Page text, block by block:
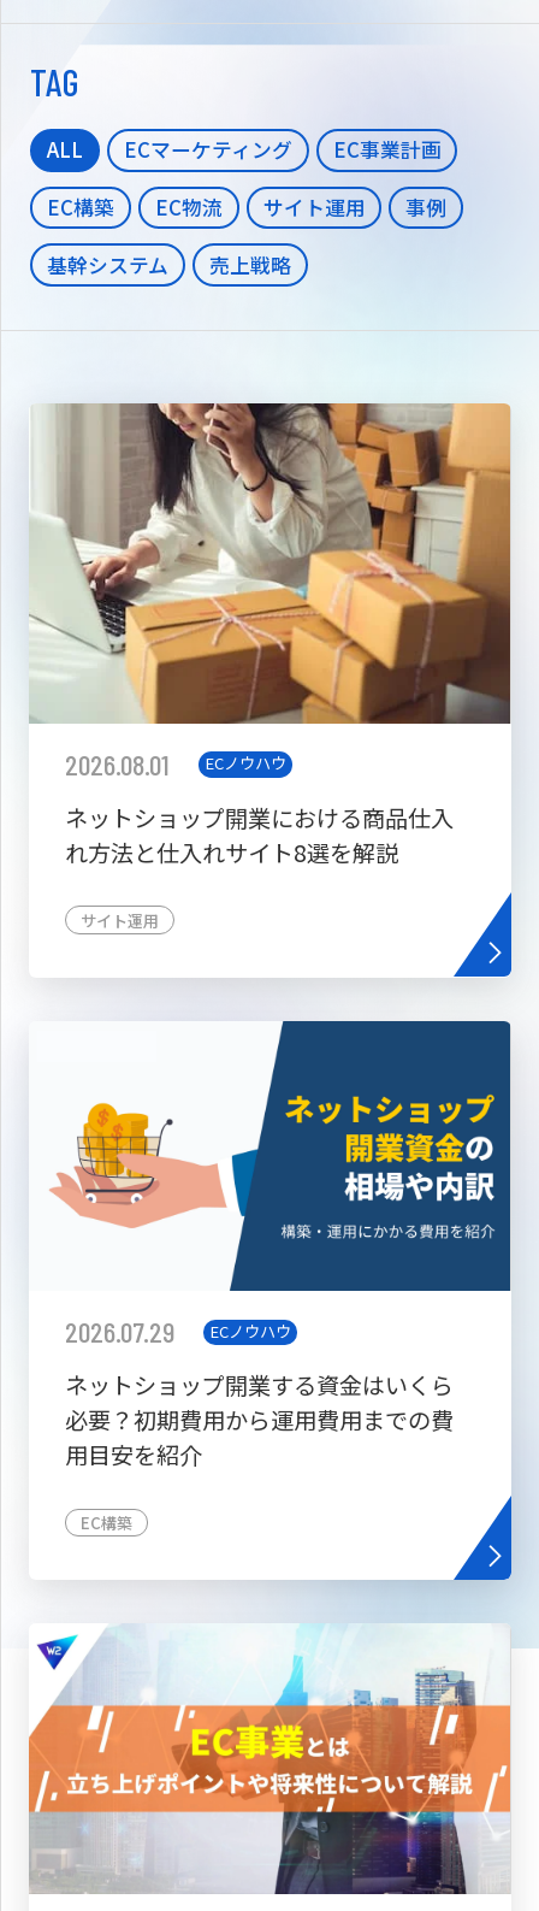
TAG
ALL ECマーケティング
EC事業計画
EC構築
EC物流 サイト運用
事例
基幹システム
売上戦略
2026.08.01 ECノウハウ
ネットショップ開業における商品仕入
れ方法と仕入れサイト8選を解説
サイト運用
2026.07.29 ECノウハウ
ネットショップ開業する資金はいくら
必要？初期費用から運用費用までの費
用目安を紹介
EC構築